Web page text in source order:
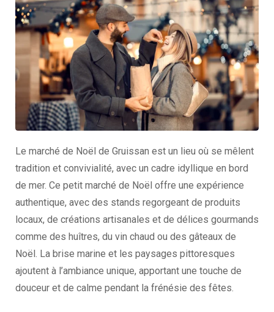
Le marché de Noël de Gruissan est un lieu où se mêlent
tradition et convivialité, avec un cadre idyllique en bord
de mer. Ce petit marché de Noël offre une expérience
authentique, avec des stands regorgeant de produits
locaux, de créations artisanales et de délices gourmands
comme des huîtres, du vin chaud ou des gâteaux de
Noël. La brise marine et les paysages pittoresques
ajoutent à l’ambiance unique, apportant une touche de
douceur et de calme pendant la frénésie des fêtes.